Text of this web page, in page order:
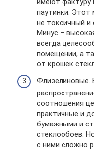
имеют фактуру
паутинки. Этот
не токсичный и
Минус –
всегда
помещении, а
от крошек
Флизелиновые.
соотношения
практичные и
бумажными и
стеклообоев.
с ними сложно